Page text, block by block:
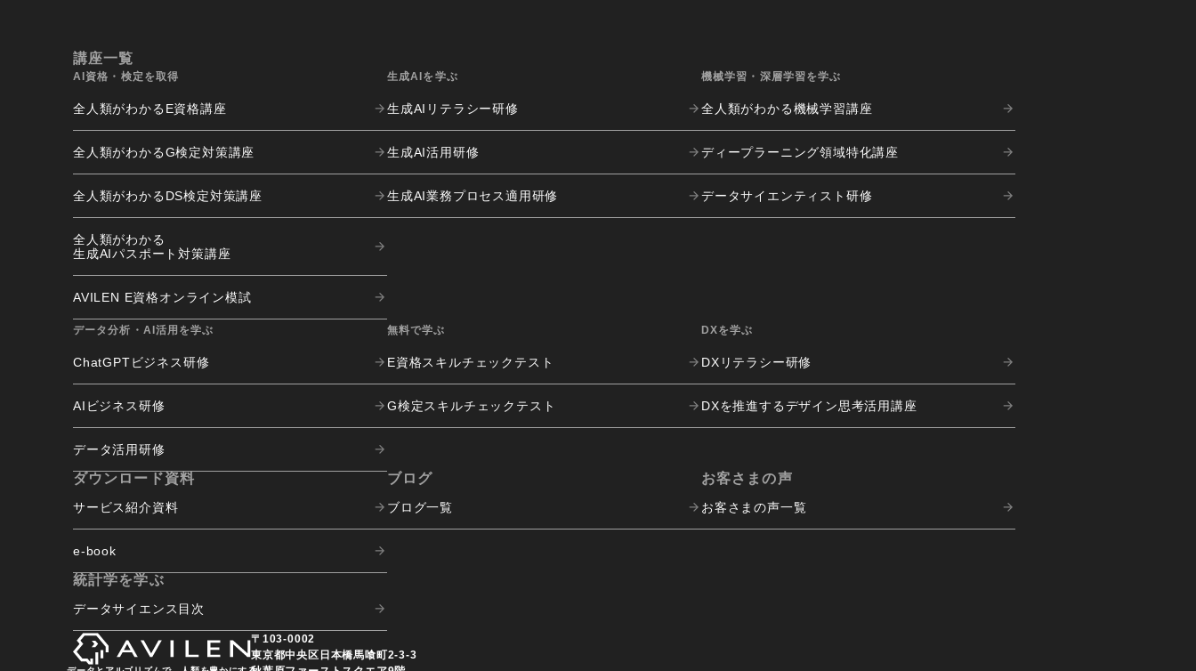
講座一覧
AI資格・検定を取得
全人類がわかる E資格講座
全人類がわかるG検定対策講座
全人類がわかる DS検定対策講座
全人類がわかる
生成AIパスポート対策講座
AVILEN E資格オンライン模試
生成AIを学ぶ
生成AIリテラシー研修
生成AI活用研修
生成AI業務プロセス適用研修
機械学習・深層学習を学ぶ
全人類がわかる機械学習講座
ディープラーニング領域特化講座
データサイエンティスト研修
データ分析・AI活用を学ぶ
ChatGPTビジネス研修
AIビジネス研修
データ活用研修
無料で学ぶ
E資格スキルチェックテスト
G検定スキルチェックテスト
DXを学ぶ
DXリテラシー研修
DXを推進するデザイン思考活用講座
ダウンロード資料
サービス紹介資料
e-book
ブログ
ブログ一覧
お客さまの声
お客さまの声一覧
統計学を学ぶ
データサイエンス目次
〒103-0002
東京都中央区日本橋馬喰町2-3-3